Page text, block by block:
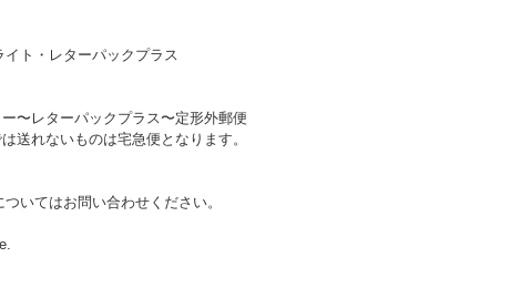
ト・レターパックプラス
〜レターパックプラス〜定形外郵便
送れないものは宅急便となります。
いてはお問い合わせください。